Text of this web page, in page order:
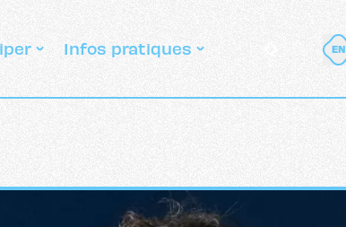
Infos pratiques EN